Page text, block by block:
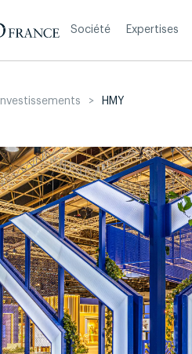
Société Expertises
Investissements > HMY